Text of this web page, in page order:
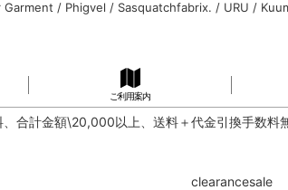
/ Phigvel / Sasquatchfabrix. / URU /
ご利用案内
合計金額\20,000以上、送料＋代金引換手数
clearancesale